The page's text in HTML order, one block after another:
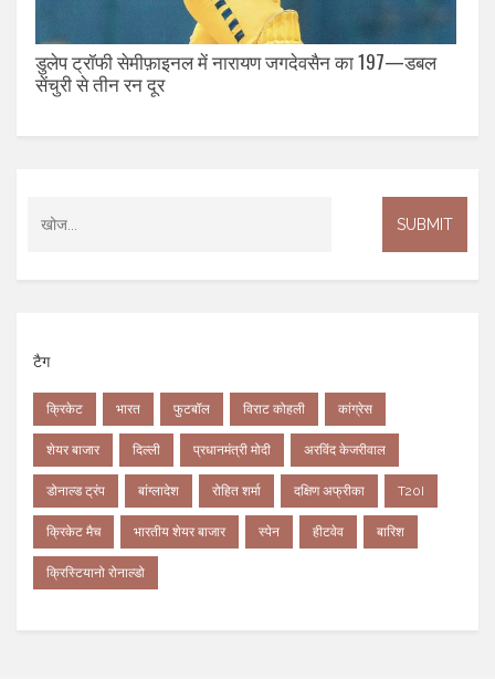
डुलेप ट्रॉफी सेमीफ़ाइनल में नारायण जगदेवसैन का 197—डबल
सेंचुरी से तीन रन दूर
टैग
क्रिकेट भारत फुटबॉल विराट कोहली कांग्रेस
शेयर बाजार दिल्ली प्रधानमंत्री मोदी अरविंद केजरीवाल
डोनाल्ड ट्रंप बांग्लादेश रोहित शर्मा दक्षिण अफ्रीका T20I
क्रिकेट मैच भारतीय शेयर बाजार स्पेन हीटवेव बारिश
क्रिस्टियानो रोनाल्डो